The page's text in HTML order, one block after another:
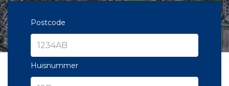
Postcode
Huisnummer